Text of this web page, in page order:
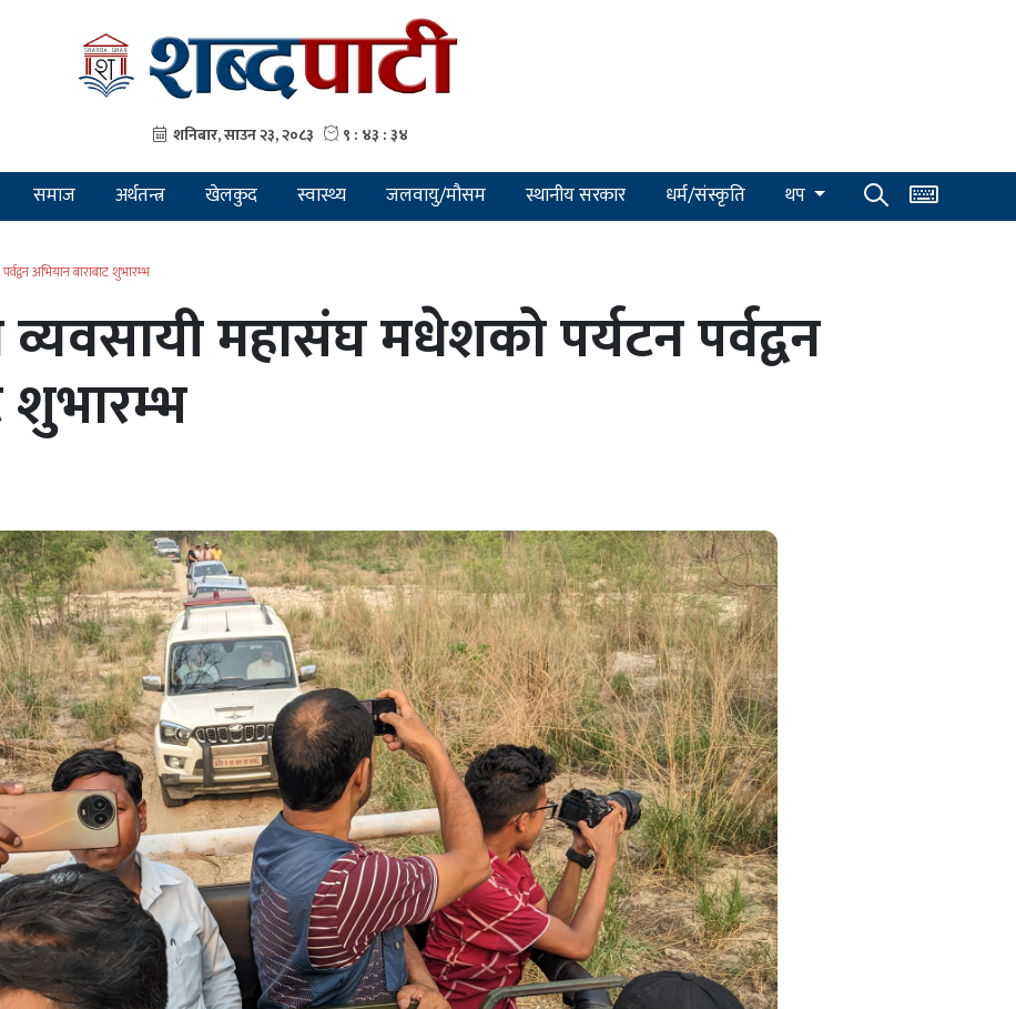
समाज अर्थतन्त्र खेलकुद स्वास्थ्य जलवायु/मौसम स्थानीय सरकार धर्म/संस्कृति थप
अभियान बाराबाट शुभारम्भ
महासंघ मधेशको पर्यटन पर्वद्वन
शुभारम्भ